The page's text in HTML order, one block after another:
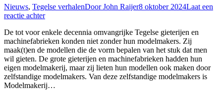
Nieuws, Tegelse verhalenDoorJohn Raijer8 oktober 2024Laat een
reactie achter
De tot voor enkele decennia omvangrijke Tegelse gieterijen en
machinefabrieken konden niet zonder hun modelmakers. Zij
maak(t)en de modellen die de vorm bepalen van het stuk dat men
wil gieten. De grote gieterijen en machinefabrieken hadden hun
eigen modelmakerij, maar zij lieten hun modellen ook maken door
zelfstandige modelmakers. Van deze zelfstandige modelmakers is
Modelmakerij…